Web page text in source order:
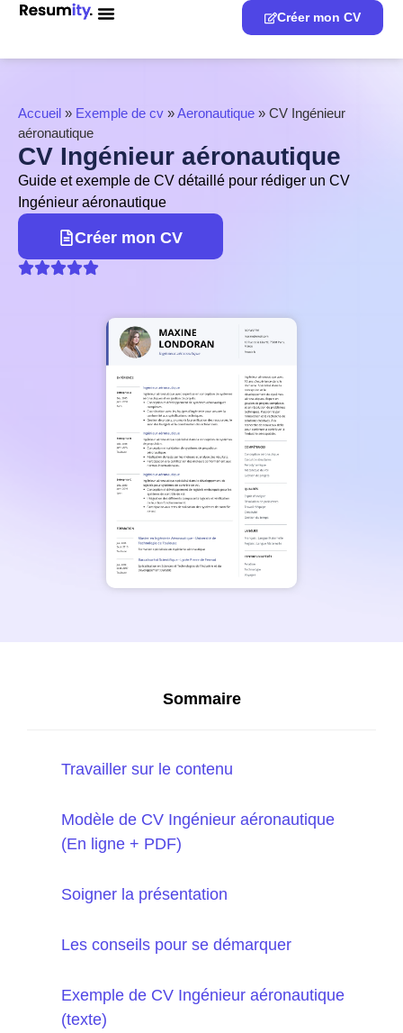
Créer mon CV
Accueil » Exemple de cv »Aeronautique » CV Ingénieur
aéronautique
CV Ingénieur aéronautique
Guide et exemple de CV détaillé pour rédiger un CV
Ingénieur aéronautique
Créer mon CV
Sommaire
Travailler sur le contenu
Modèle de CV Ingénieur aéronautique
(En ligne + PDF)
Soigner la présentation
Les conseils pour se démarquer
Exemple de CV Ingénieur aéronautique
(texte)